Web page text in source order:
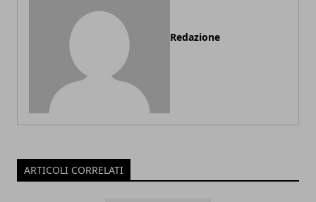
Redazione
ARTICOLI CORRELATI